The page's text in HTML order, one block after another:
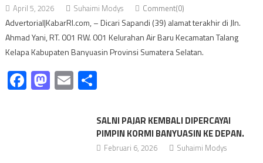
April 5, 2026 Suhaimi Modys Comment(0)
Advertorial|KabarRI.com, – Dicari Sapandi (39) alamat terakhir di Jln.
Ahmad Yani, RT. 001 RW. 001 Kelurahan Air Baru Kecamatan Talang
Kelapa Kabupaten Banyuasin Provinsi Sumatera Selatan.
Facebook
Mastodon
EmailShare
SALNI PAJAR KEMBALI DIPERCAYAI
PIMPIN KORMI BANYUASIN KE DEPAN.
Februari 6, 2026 Suhaimi Modys